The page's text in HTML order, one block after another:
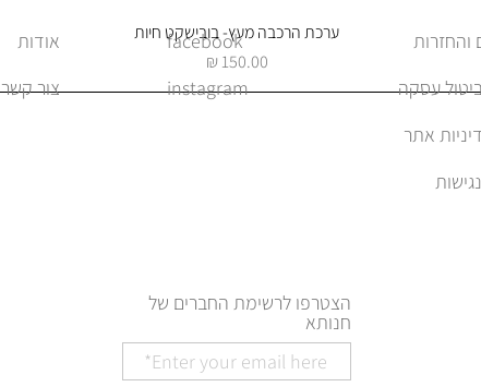
תצוגה מהירה
ערכת הרכבה מעץ- בובישקט חיות
מחיר
אודות
צור קשר
facebook
instagram
עסקה
אתר
הצטרפו לרשימת החברים של
חנותא